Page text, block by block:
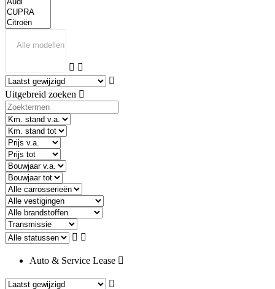
Uitgebreid zoeken
Auto & Service Lease